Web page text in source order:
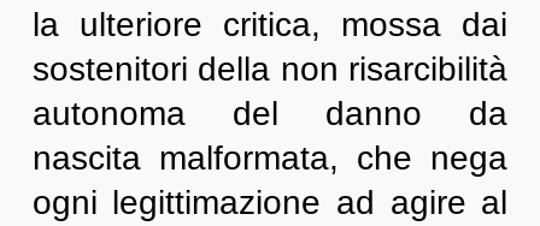
la ulteriore critica, mossa dai
sostenitori della non risarcibilità
autonoma del danno da
nascita malformata, che nega
ogni legittimazione ad agire al